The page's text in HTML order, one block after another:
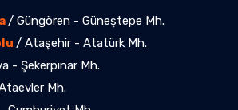
/ Güngören - Güneştepe Mh.
/ Ataşehir - Atatürk Mh.
- Şekerpınar Mh.
Mh.